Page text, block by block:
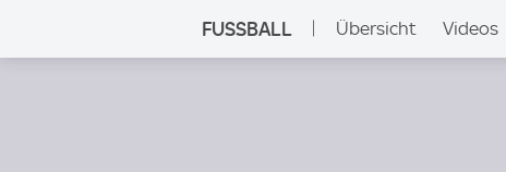
FUSSBALL Übersicht Videos